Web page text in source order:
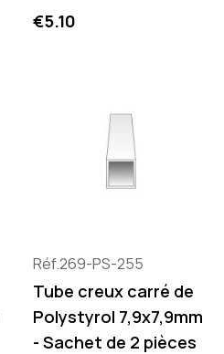
Price
€5.10
Réf.269-PS-255
Tube creux carré de
Polystyrol 7,9x7,9mm
- Sachet de 2 pièces